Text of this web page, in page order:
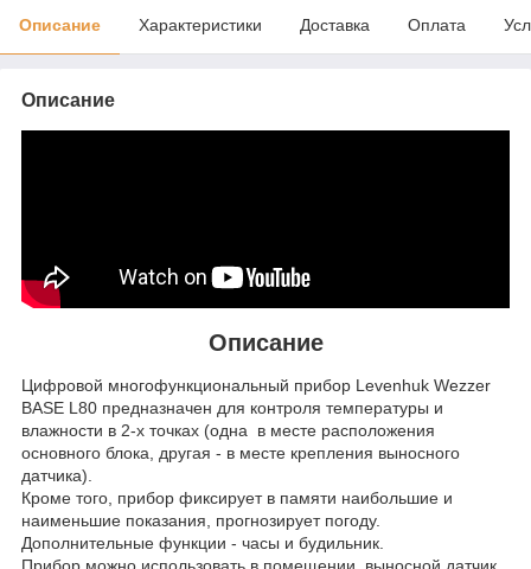
Описание Характеристики Доставка Оплата
Описание
Описание
Цифровой многофункциональный прибор Levenhuk Wezzer
BASE L80 предназначен для контроля температуры и
влажности в 2-х точках (одна в месте расположения
основного блока, другая - в месте крепления выносного
датчика).
Кроме того, прибор фиксирует в памяти наибольшие и
наименьшие показания, прогнозирует погоду.
Дополнительные функции - часы и будильник.